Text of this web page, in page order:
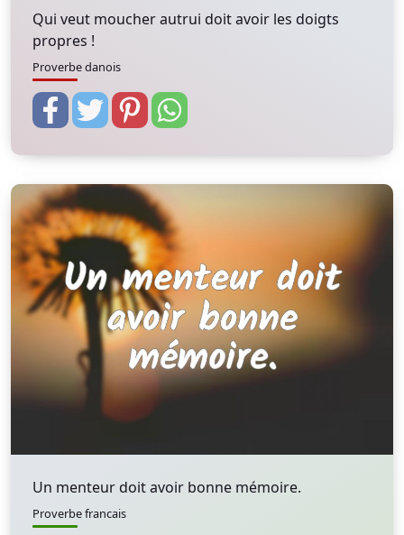
Qui veut moucher autrui doit avoir les doigts
propres !
Proverbe danois
Un menteur doit avoir bonne mémoire.
Proverbe francais